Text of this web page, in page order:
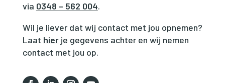
via 0348 – 562 004.
Wil je liever dat wij contact met jou opnemen?
Laat hierje gegevens achter en wij nemen
contact met jou op.